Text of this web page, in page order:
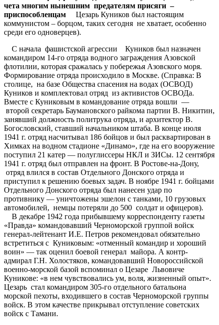
чета многим нынешним предателям присяги –
приспособленцам Цезарь Куников был настоящим
коммунистом – борцом, таких сегодня не хватает, особенно
среди его одноверцев).
С начала фашистской агрессии Куников был назначен
командиром 14-го отряда водного заграждения Азовской
флотилии, которая сражалась у побережья Азовского моря.
Формирование отряда происходило в Москве. (Справка: В
столице, на базе Общества спасения на водах (ОСВОД)
Куников и комплектовал отряд из активистов ОСВОДа.
Вместе с Куниковым в командование отряда вошли —
второй секретарь Баумановского райкома партии В. Никитин,
занявший должность политрука отряда, и архитектор В.
Богословский, ставший начальником штаба. В конце июля
1941 г. отряд насчитывал 186 бойцов и был расквартирован в
Химках на водном стадионе «Динамо», где на его вооружение
поступил 21 катер — полуглиссеры НКЛ и ЗИСы. 12 сентября
1941 г. отряд был отправлен на фронт. В Ростове-на-Дону,
отряд влился в состав Отдельного Донского отряда и
приступил к решению боевых задач. В ноябре 1941 г. бойцами
Отдельного Донского отряда был нанесен удар по
противнику — уничтожены эшелон с танками, 10 грузовых
автомобилей, немцы потеряли до 500 солдат и офицеров).
В декабре 1942 года прибывшему корреспонденту газеты
«Правда» командовавший Черноморской группой войск
генерал-лейтенант И.Е. Петров рекомендовал обязательно
встретиться с Куниковым: «отменный командир и хороший
воин» — так оценил боевой генерал майора. А контр-
адмирал Г.Н. Холостяков, командовавший Новороссийской
военно-морской базой вспоминал о Цезаре Львовиче
Куникове: «в нем чувствовались ум, воля, жизненный опыт».
Цезарь стал командиром 305-го отдельного батальона
морской пехоты, входившего в состав Черноморской группы
войск. В этом качестве прикрывал отступление советских
войск с Тамани.